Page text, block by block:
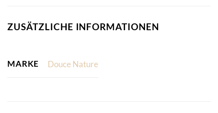
ZUSÄTZLICHE INFORMATIONEN
MARKE Douce Nature